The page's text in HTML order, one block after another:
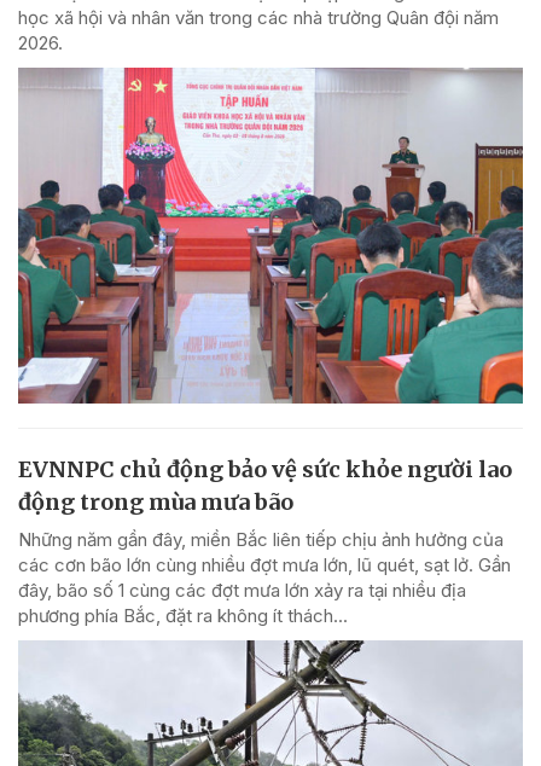
học xã hội và nhân văn trong các nhà trường Quân đội năm
2026.
EVNNPC chủ động bảo vệ sức khỏe người lao
động trong mùa mưa bão
Những năm gần đây, miền Bắc liên tiếp chịu ảnh hưởng của
các cơn bão lớn cùng nhiều đợt mưa lớn, lũ quét, sạt lở. Gần
đây, bão số 1 cùng các đợt mưa lớn xảy ra tại nhiều địa
phương phía Bắc, đặt ra không ít thách...